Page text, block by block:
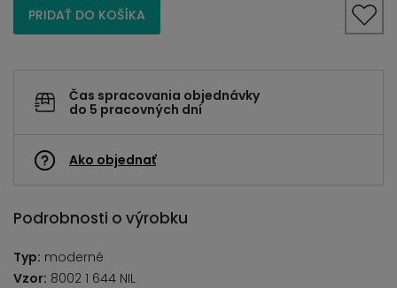
PRIDAŤ DO KOŠÍKA
Čas spracovania objednávky
do 5 pracovných dní
Ako objednať
Podrobnosti o výrobku
Typ: moderné
Vzor: 8002 1 644 NIL